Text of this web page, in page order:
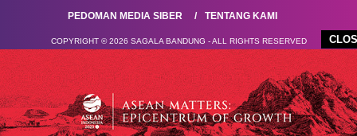
PEDOMAN MEDIA SIBER
TENTANG KAMI
COPYRIGHT © 2026 SAGALA BANDUNG - ALL RIGHTS RESERVED